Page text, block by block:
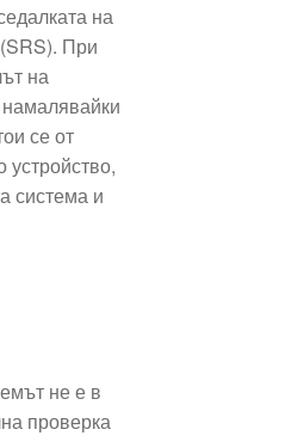
на
При
на
се от
устройство,
система и
не е в
проверка